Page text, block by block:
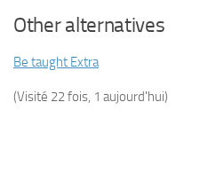
Other alternatives
Be taught Extra
(Visité 22 fois, 1 aujourd'hui)